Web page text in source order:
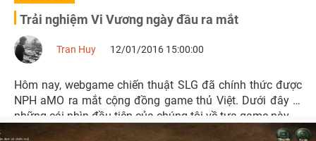
Trải nghiệm Vi Vương ngày đầu ra mắt
Tran Huy 12/01/2016 15:00:00
Hôm nay, webgame chiến thuật SLG đã chính thức được
NPH aMO ra mắt cộng đồng game thủ Việt. Dưới đây là
những cái nhìn đầu tiên của chúng tôi về tựa game này.